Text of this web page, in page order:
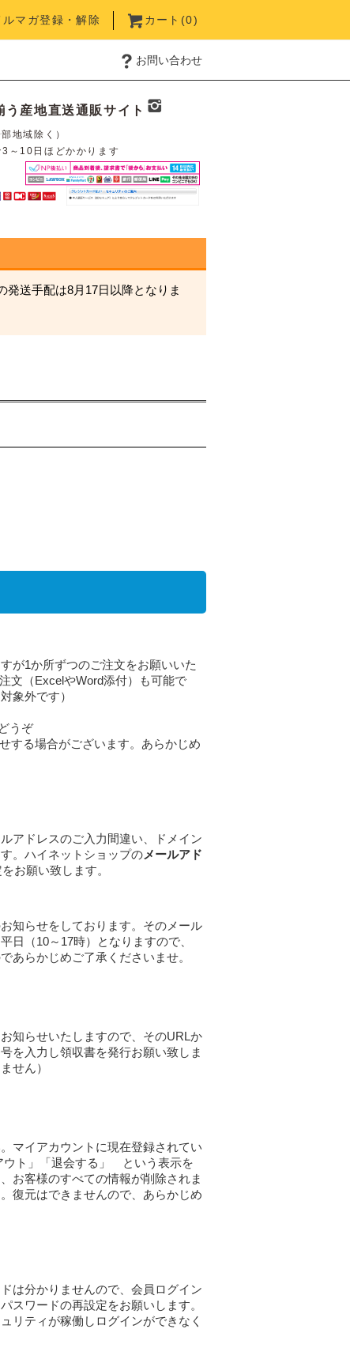
ルマガ登録・解除 カート(0)
お問い合わせ
産地直送通販サイト
部地域除く）
～10日ほどかかります
送手配は8月17日以降となりま
が1か所ずつのご注文をお願いいた
文（ExcelやWord添付）も可能で
象外です）
うぞ
する場合がございます。あらかじめ
アドレスのご入力間違い、ドメイン
。ハイネットショップのメールアド
お願い致します。
知らせをしております。そのメール
日（10～17時）となりますので、
あらかじめご了承くださいませ。
知らせいたしますので、そのURLか
を入力し領収書を発行お願い致しま
せん）
マイアカウントに現在登録されてい
ウト」「退会する」 という表示を
お客様のすべての情報が削除されま
復元はできませんので、あらかじめ
は分かりませんので、会員ログイン
スワードの再設定をお願いします。
リティが稼働しログインができなく